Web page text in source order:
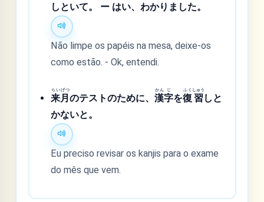
しといて。 ー はい、わかりました。
Não limpe os papéis na mesa, deixe-os
como estão. - Ok, entendi.
来
らい
月
げつ
のテストのために、漢
かん
字
じ
を復
ふく
習
しゅう
しと
かないと。
Eu preciso revisar os kanjis para o exame
do mês que vem.